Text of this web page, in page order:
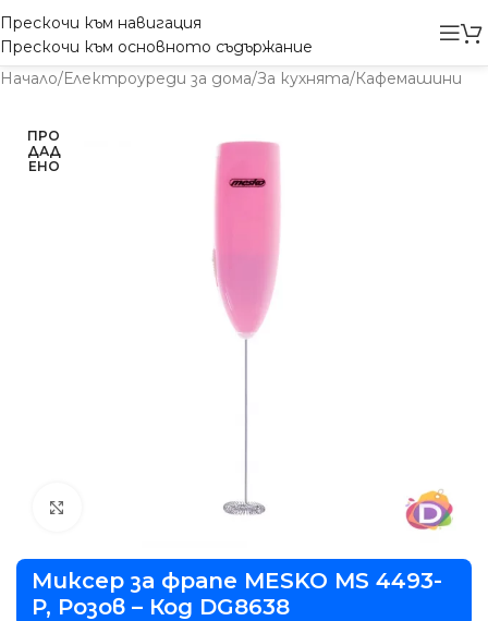
Прескочи към навигация
Прескочи към основното съдържание
Начало/Електроуреди за дома/За кухнята/Кафемашини
ПРО
ДАД
ЕНО
Миксер за фрапе MESKO MS 4493-
P, Розов – Код DG8638